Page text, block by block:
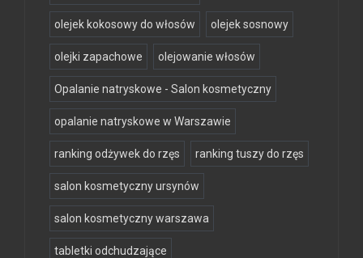
olejek kokosowy do włosów olejek sosnowy
olejki zapachowe olejowanie włosów
Opalanie natryskowe - Salon kosmetyczny
opalanie natryskowe w Warszawie
ranking odżywek do rzęs ranking tuszy do rzęs
salon kosmetyczny ursynów
salon kosmetyczny warszawa
tabletki odchudzające